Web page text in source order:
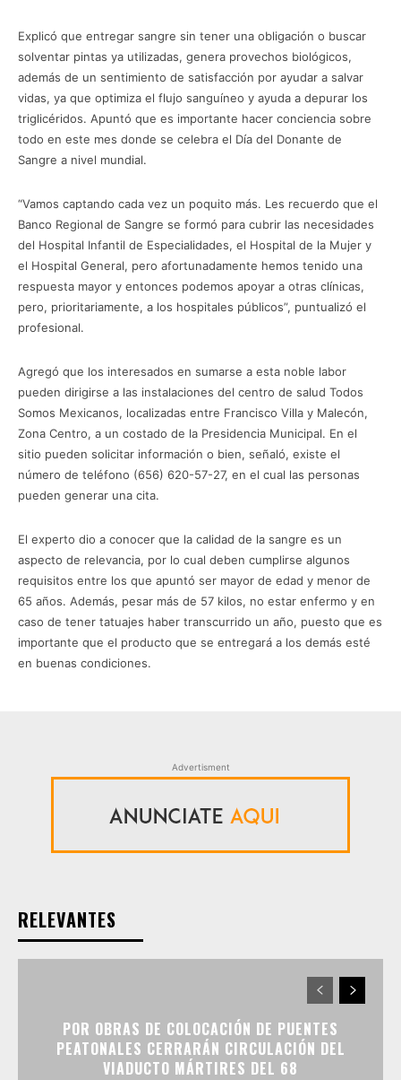
Explicó que entregar sangre sin tener una obligación o buscar
solventar pintas ya utilizadas, genera provechos biológicos,
además de un sentimiento de satisfacción por ayudar a salvar
vidas, ya que optimiza el flujo sanguíneo y ayuda a depurar los
triglicéridos. Apuntó que es importante hacer conciencia sobre
todo en este mes donde se celebra el Día del Donante de
Sangre a nivel mundial.
“Vamos captando cada vez un poquito más. Les recuerdo que el
Banco Regional de Sangre se formó para cubrir las necesidades
del Hospital Infantil de Especialidades, el Hospital de la Mujer y
el Hospital General, pero afortunadamente hemos tenido una
respuesta mayor y entonces podemos apoyar a otras clínicas,
pero, prioritariamente, a los hospitales públicos”, puntualizó el
profesional.
Agregó que los interesados en sumarse a esta noble labor
pueden dirigirse a las instalaciones del centro de salud Todos
Somos Mexicanos, localizadas entre Francisco Villa y Malecón,
Zona Centro, a un costado de la Presidencia Municipal. En el
sitio pueden solicitar información o bien, señaló, existe el
número de teléfono (656) 620-57-27, en el cual las personas
pueden generar una cita.
El experto dio a conocer que la calidad de la sangre es un
aspecto de relevancia, por lo cual deben cumplirse algunos
requisitos entre los que apuntó ser mayor de edad y menor de
65 años. Además, pesar más de 57 kilos, no estar enfermo y en
caso de tener tatuajes haber transcurrido un año, puesto que es
importante que el producto que se entregará a los demás esté
en buenas condiciones.
Advertisment
RELEVANTES
POR OBRAS DE COLOCACIÓN DE PUENTES
PEATONALES CERRARÁN CIRCULACIÓN DEL
VIADUCTO MÁRTIRES DEL 68